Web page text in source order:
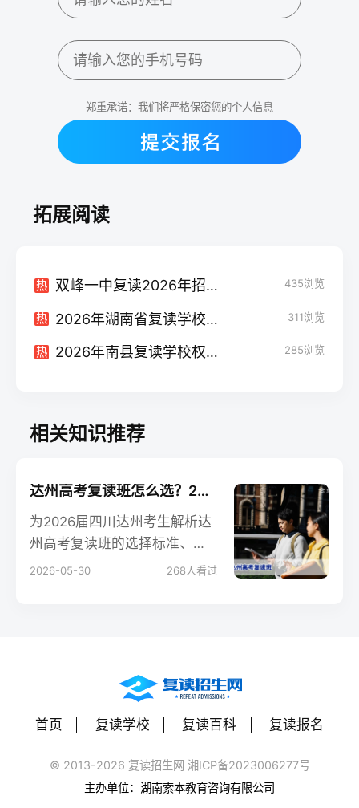
郑重承诺：我们将严格保密您的个人信息
拓展阅读
热 双峰一中复读2026年招生指南：独家数据与提分策略 435浏览
热 2026年湖南省复读学校排名深度解析：从提分实力到管理模式，这些学校值得关注（附择校避坑指南） 311浏览
热 2026年南县复读学校权威指南：提分策略与择校全解析 285浏览
相关知识推荐
达州高考复读班怎么选？2026届四川考生提分指南与避坑攻略
为2026届四川达州考生解析达
州高考复读班的选择标准、提
分策略及政策要点，帮助复读
2026-05-30 268 人看过
首页 复读学校 复读百科 复读报名
© 2013-2026 复读招生网 湘ICP备2023006277号
主办单位：湖南索本教育咨询有限公司